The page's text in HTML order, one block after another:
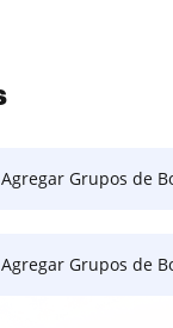
Agregar Grupos de Botones de Opción
Agregar Grupos de Botones de Opción Contrato en